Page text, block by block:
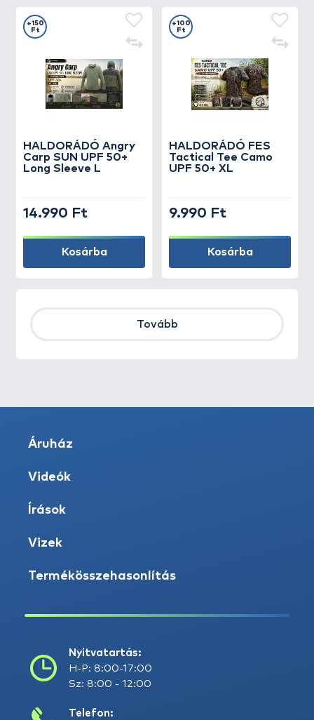
HALDORÁDÓ Angry
Carp SUN UPF 50+
Long Sleeve L
+150
Ft
14.990 Ft
Kosárba
HALDORÁDÓ FES
Tactical Tee Camo
UPF 50+ XL
+100
Ft
9.990 Ft
Kosárba
Tovább
Áruház
Videók
Írások
Vizek
Termékösszehasonlítás
Nyitvatartás:
H-P: 8:00-17:00
Sz: 8:00 - 12:00
Telefon: